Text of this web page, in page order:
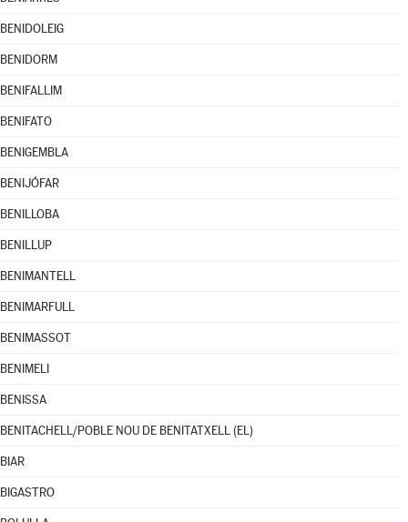
BENIDOLEIG
BENIDORM
BENIFALLIM
BENIFATO
BENIGEMBLA
BENIJÓFAR
BENILLOBA
BENILLUP
BENIMANTELL
BENIMARFULL
BENIMASSOT
BENIMELI
BENISSA
BENITACHELL/POBLE NOU DE BENITATXELL (EL)
BIAR
BIGASTRO